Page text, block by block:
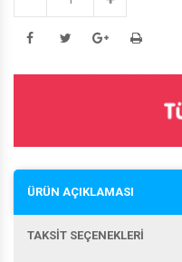
ÜRÜN AÇIKLAMASI
TAKSİT SEÇENEKLERİ